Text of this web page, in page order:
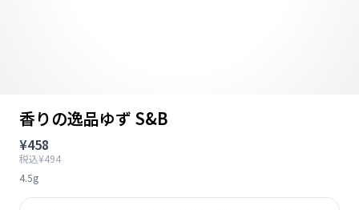
香りの逸品ゆず S&B
¥458
税込¥494
4.5g